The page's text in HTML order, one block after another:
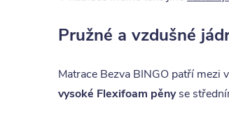
Pružné a vzdušné
Matrace Bezva BINGO patří mezi
vysoké Flexifoam pěnyse